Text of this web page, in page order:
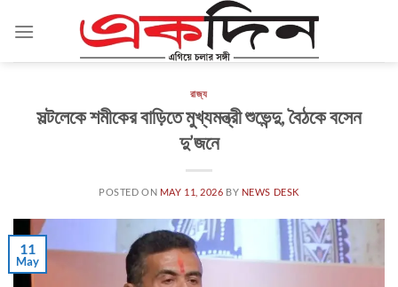
রাজ্য
সল্টলেকে শমীকের বাড়িতে মুখ্যমন্ত্রী শুভেন্দু, বৈঠকে বসেন
দু’জনে
POSTED ON MAY 11, 2026 BY NEWS DESK
11
May